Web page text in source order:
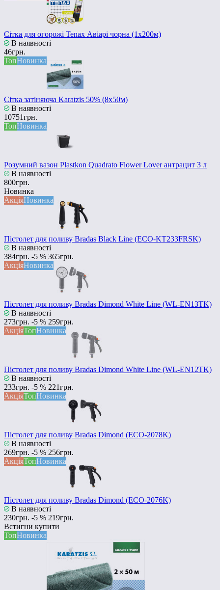
Сітка для огорожі Tenax Авіарі чорна (1х200м)
В наявності
46грн.
ТопНовинка
Сітка затіняюча Karatzis 50% (8х50м)
В наявності
10751грн.
ТопНовинка
Розумний вазон Plastkon Quadrato Flower Lover антрацит 3 л
В наявності
800грн.
Новинка
АкціяНовинка
Пістолет для поливу Bradas Black Line (ECO-KT233FRSK)
В наявності
384грн. -5 % 365грн.
АкціяНовинка
Пістолет для поливу Bradas Dimond White Line (WL-EN13TK)
В наявності
273грн. -5 % 259грн.
АкціяТопНовинка
Пістолет для поливу Bradas Dimond White Line (WL-EN12TK)
В наявності
233грн. -5 % 221грн.
АкціяТопНовинка
Пістолет для поливу Bradas Dimond (ECO-2078K)
В наявності
269грн. -5 % 256грн.
АкціяТопНовинка
Пістолет для поливу Bradas Dimond (ECO-2076K)
В наявності
230грн. -5 % 219грн.
Встигни купити
ТопНовинка